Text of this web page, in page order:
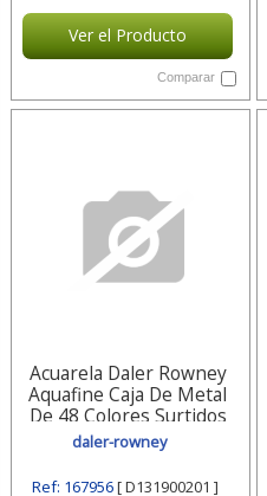
Ver el Producto
Comparar
Acuarela Daler Rowney
Aquafine Caja De Metal
De 48 Colores Surtidos
Con D131900201 Daler-
rowney
daler-rowney
Ref: 167956[ D131900201 ]